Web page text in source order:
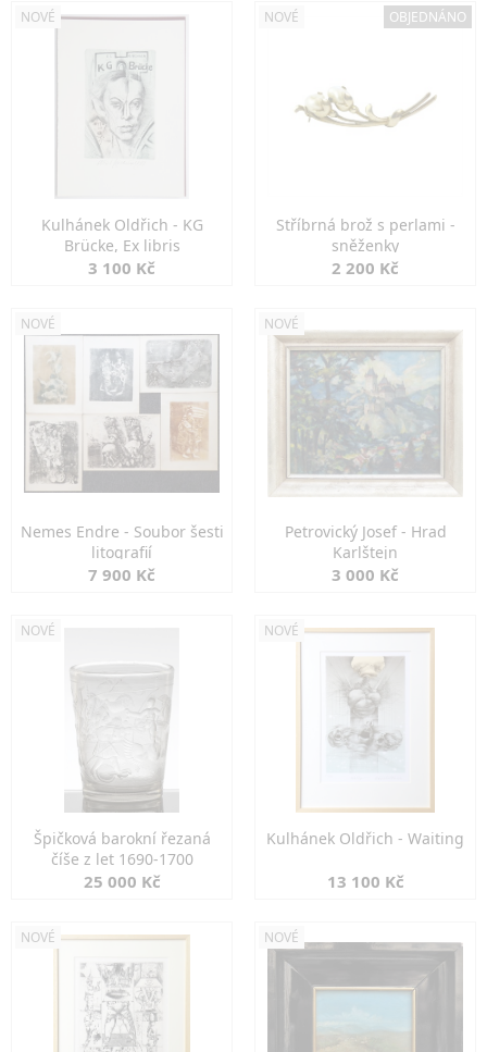
NOVÉ
Kulhánek Oldřich - KG
Brücke, Ex libris
3 100 Kč
NOVÉ OBJEDNÁNO
Stříbrná brož s perlami -
sněženky
2 200 Kč
NOVÉ
Nemes Endre - Soubor šesti
litografií
7 900 Kč
NOVÉ
Petrovický Josef - Hrad
Karlštejn
3 000 Kč
NOVÉ
Špičková barokní řezaná
číše z let 1690-1700
25 000 Kč
NOVÉ
Kulhánek Oldřich - Waiting
13 100 Kč
NOVÉ NOVÉ